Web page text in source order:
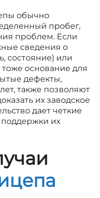
обычно
пробег,
проблем. Если
сведения о
состояние) или
основание для
дефекты,
также позволяют
их заводское
дает четкие
их